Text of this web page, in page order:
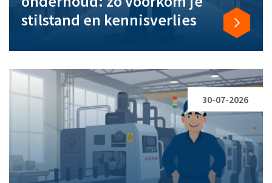
stilstand en kennisverlies
30-07-2026